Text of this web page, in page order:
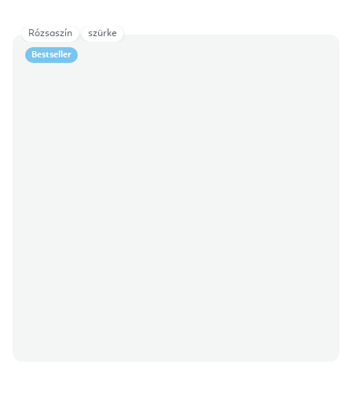
Bestseller
Rózsaszín szürke